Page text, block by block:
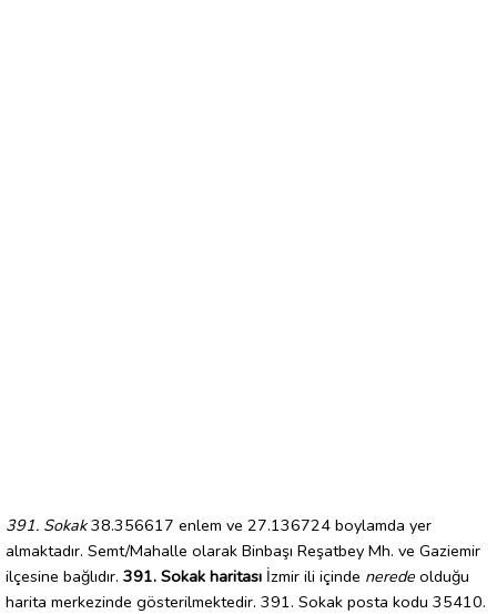
391. Sokak38.356617 enlem ve 27.136724 boylamda yer
almaktadır. Semt/Mahalle olarak Binbaşı Reşatbey Mh. ve Gaziemir
ilçesine bağlıdır. 391. Sokak haritası İzmir ili içinde nerede olduğu
harita merkezinde gösterilmektedir. 391. Sokak posta kodu 35410.